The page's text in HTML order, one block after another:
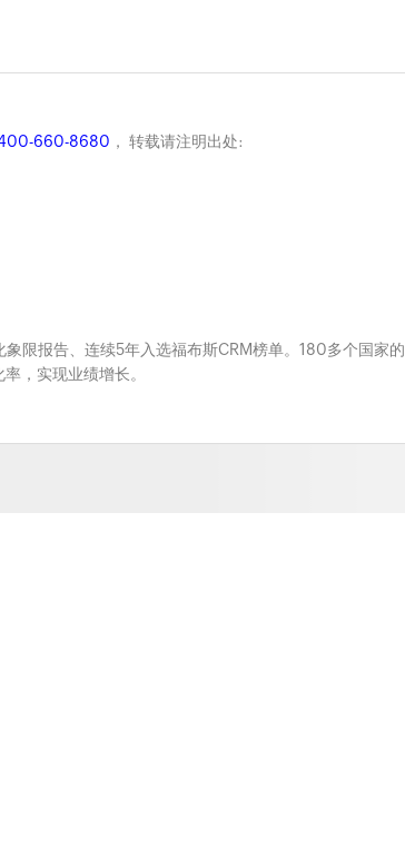
660-8680 ， 转载请注明出处:
限报告、连续5年入选福布斯CRM榜单。180多个国家的
，实现业绩增长。